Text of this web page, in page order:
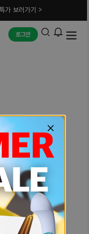
가 보러가기 >
로그인
입니다.